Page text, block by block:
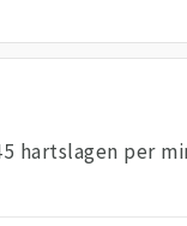
hartslagen per